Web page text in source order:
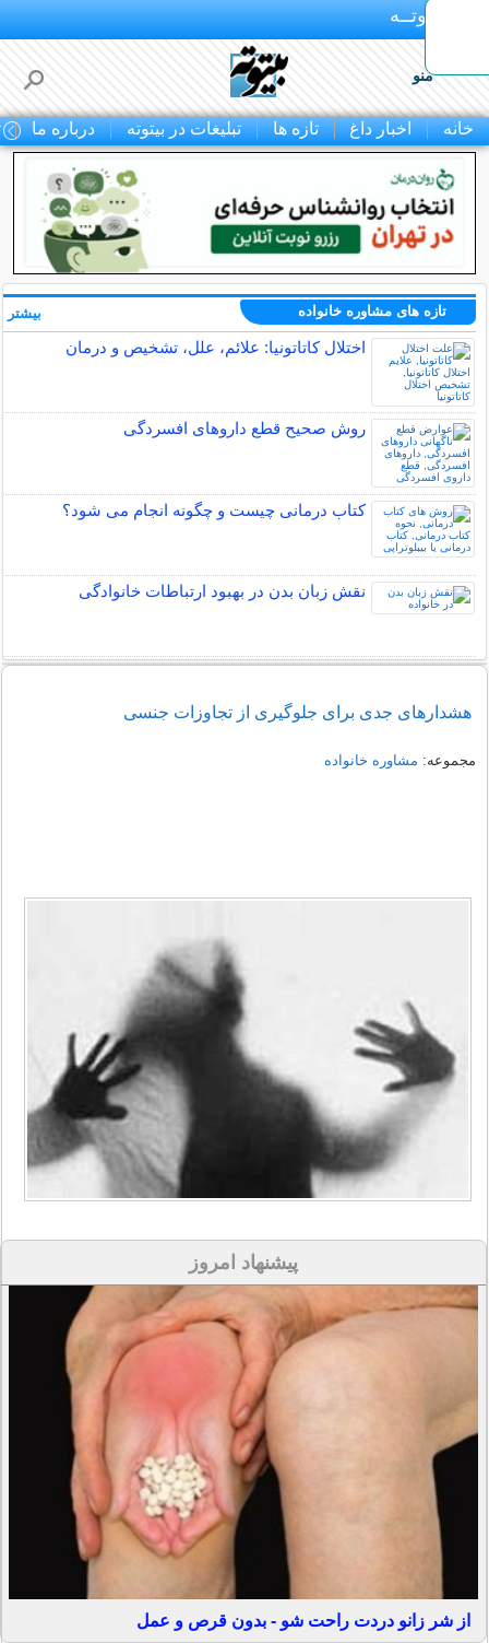
بـیتوتــه
منو
خانه اخبار داغ تازه ها تبلیغات در بیتوته درباره ما
تازه های مشاوره خانواده
اختلال کاتاتونیا: علائم، علل، تشخیص و درمان
روش صحیح قطع داروهای افسردگی
کتاب درمانی چیست و چگونه انجام می شود؟
نقش زبان بدن در بهبود ارتباطات خانوادگی
بیشتر
هشدارهای جدی برای جلوگیری از تجاوزات جنسی
مجموعه: مشاوره خانواده
پیشنهاد امروز
از شر زانو دردت راحت شو - بدون قرص و عمل